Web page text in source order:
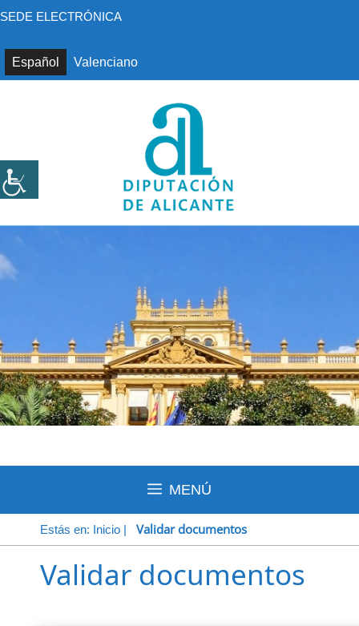
al
SEDE ELECTRÓNICA
Español Valenciano
MENÚ
Estás en: Inicio | Validar documentos
Validar documentos